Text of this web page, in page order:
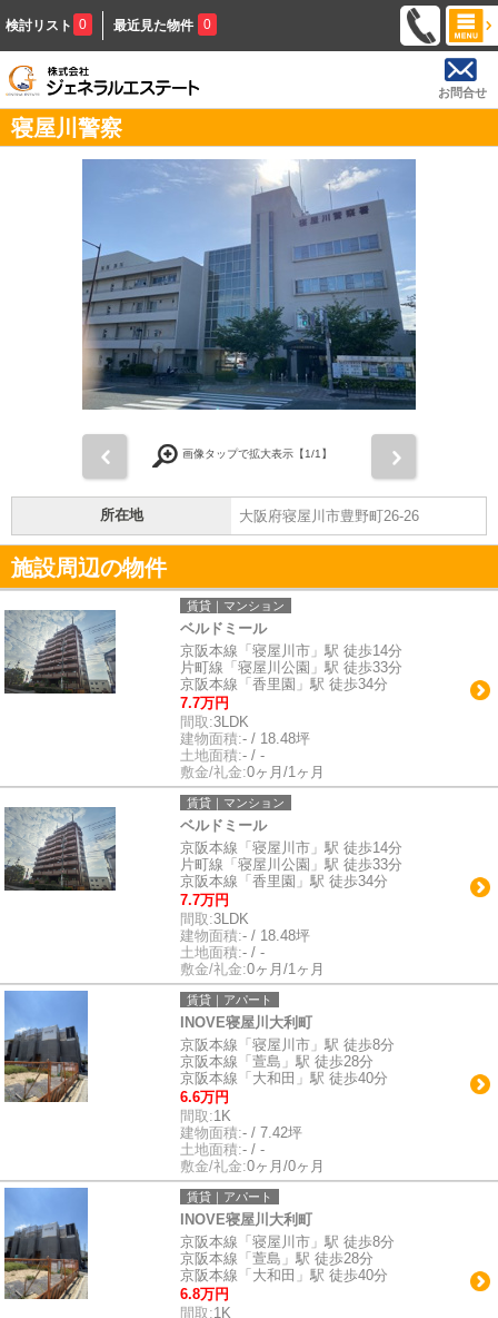
検討リスト 0 最近見た物件 0
お問合せ
寝屋川警察
画像タップで拡大表示【1/1】
所在地 大阪府寝屋川市豊野町26-26
施設周辺の物件
賃貸｜マンション
ベルドミール
京阪本線「寝屋川市」駅 徒歩14分
片町線「寝屋川公園」駅 徒歩33分
京阪本線「香里園」駅 徒歩34分
7.7万円
間取:3LDK
建物面積:- / 18.48坪
土地面積:- / -
敷金/礼金:0ヶ月/1ヶ月
賃貸｜マンション
ベルドミール
京阪本線「寝屋川市」駅 徒歩14分
片町線「寝屋川公園」駅 徒歩33分
京阪本線「香里園」駅 徒歩34分
7.7万円
間取:3LDK
建物面積:- / 18.48坪
土地面積:- / -
敷金/礼金:0ヶ月/1ヶ月
賃貸｜アパート
INOVE寝屋川大利町
京阪本線「寝屋川市」駅 徒歩8分
京阪本線「萱島」駅 徒歩28分
京阪本線「大和田」駅 徒歩40分
6.6万円
間取:1K
建物面積:- / 7.42坪
土地面積:- / -
敷金/礼金:0ヶ月/0ヶ月
賃貸｜アパート
INOVE寝屋川大利町
京阪本線「寝屋川市」駅 徒歩8分
京阪本線「萱島」駅 徒歩28分
京阪本線「大和田」駅 徒歩40分
6.8万円
間取:1K